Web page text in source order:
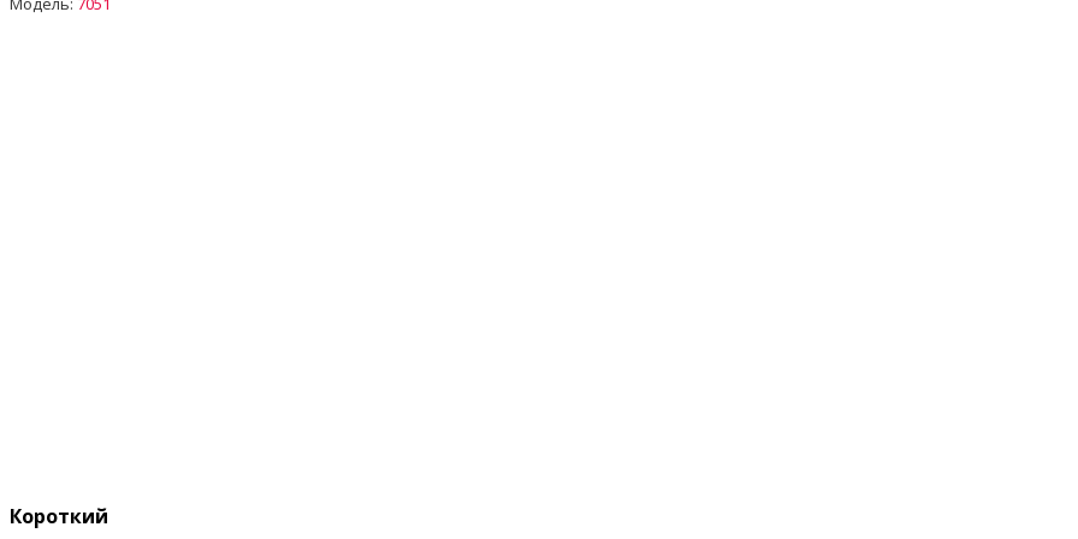
Короткий опис